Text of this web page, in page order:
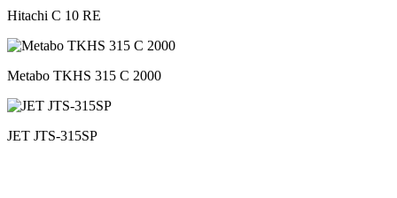
Hitachi C 10 RE
Metabo TKHS 315 C 2000
JET JTS-315SP